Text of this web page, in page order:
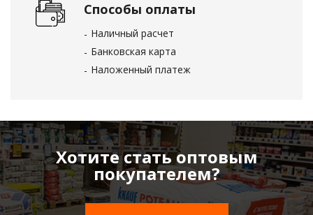
Способы оплаты
Наличный расчет
Банковская карта
Наложенный платеж
Хотите стать оптовым
покупателем?